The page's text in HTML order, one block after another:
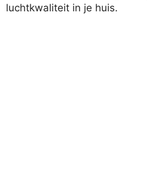
luchtkwaliteit in je huis.